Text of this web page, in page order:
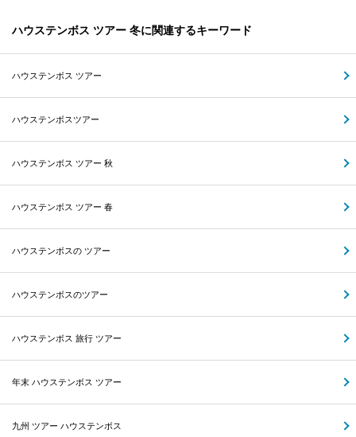
ハウステンボス ツアー 冬に関連するキーワード
ハウステンボス ツアー
ハウステンボスツアー
ハウステンボス ツアー 秋
ハウステンボス ツアー 春
ハウステンボスの ツアー
ハウステンボスのツアー
ハウステンボス 旅行 ツアー
年末 ハウステンボス ツアー
九州 ツアー ハウステンボス